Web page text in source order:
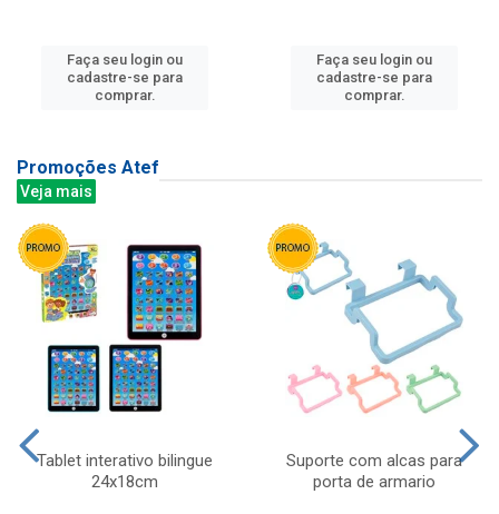
Faça seu login ou
cadastre-se para
comprar.
Faça seu login ou
cadastre-se para
comprar.
Promoções Atef
Veja mais
Tablet interativo bilingue
24x18cm
Suporte com alcas para
porta de armario